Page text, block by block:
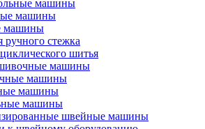
машины
машины
машины
стежка
шитья
машины
машины
машины
машины
швейные машины